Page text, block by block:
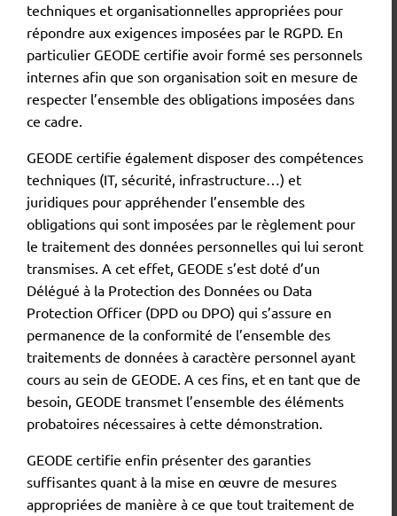
techniques et organisationnelles appropriées pour
répondre aux exigences imposées par le RGPD. En
particulier GEODE certifie avoir formé ses personnels
internes afin que son organisation soit en mesure de
respecter l’ensemble des obligations imposées dans
ce cadre.
GEODE certifie également disposer des compétences
techniques (IT, sécurité, infrastructure…) et
juridiques pour appréhender l’ensemble des
obligations qui sont imposées par le règlement pour
le traitement des données personnelles qui lui seront
transmises. A cet effet, GEODE s’est doté d’un
Délégué à la Protection des Données ou Data
Protection Officer (DPD ou DPO) qui s’assure en
permanence de la conformité de l’ensemble des
traitements de données à caractère personnel ayant
cours au sein de GEODE. A ces fins, et en tant que de
besoin, GEODE transmet l’ensemble des éléments
probatoires nécessaires à cette démonstration.
GEODE certifie enfin présenter des garanties
suffisantes quant à la mise en œuvre de mesures
appropriées de manière à ce que tout traitement de